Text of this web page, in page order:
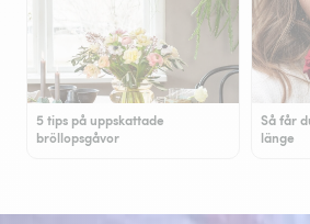
5 tips på uppskattade
bröllopsgåvor
Så får
länge